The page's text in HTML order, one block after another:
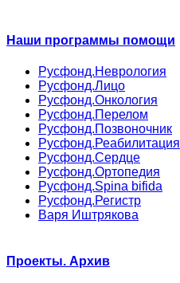
Наши программы помощи
Русфонд.Неврология
Русфонд.Лицо
Русфонд.Онкология
Русфонд.Перелом
Русфонд.Позвоночник
Русфонд.Реабилитация
Русфонд.Сердце
Русфонд.Ортопедия
Русфонд.Spina bifida
Русфонд.Регистр
Варя Иштрякова
Проекты. Архив